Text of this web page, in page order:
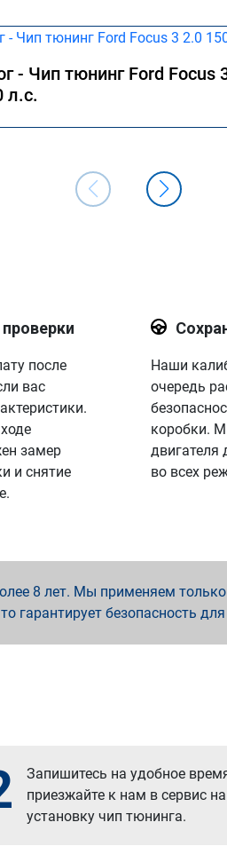
- Чип тюнинг Ford Focus
л.с.
после
вас
замер
и снятие
Наши
очередь
коробки.
двигателя
во всех
8 лет. Мы применяем
гарантирует безопасность
Запишитесь на удобное
приезжайте к нам в сервис на
установку чип тюнинга.